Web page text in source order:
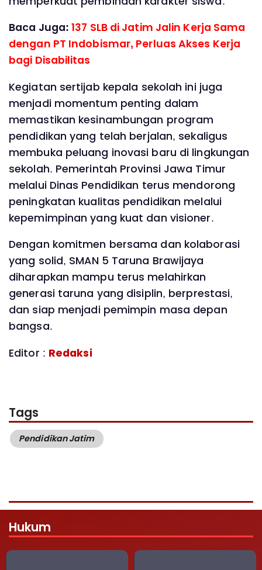
Baca Juga:137 SLB di Jatim Jalin Kerja Sama
dengan PT Indobismar, Perluas Akses Kerja
bagi Disabilitas
Kegiatan sertijab kepala sekolah ini juga
menjadi momentum penting dalam
memastikan kesinambungan program
pendidikan yang telah berjalan, sekaligus
membuka peluang inovasi baru di lingkungan
sekolah. Pemerintah Provinsi Jawa Timur
melalui Dinas Pendidikan terus mendorong
peningkatan kualitas pendidikan melalui
kepemimpinan yang kuat dan visioner.
Dengan komitmen bersama dan kolaborasi
yang solid, SMAN 5 Taruna Brawijaya
diharapkan mampu terus melahirkan
generasi taruna yang disiplin, berprestasi,
dan siap menjadi pemimpin masa depan
bangsa.
Editor : Redaksi
Tags
Pendidikan Jatim
Hukum